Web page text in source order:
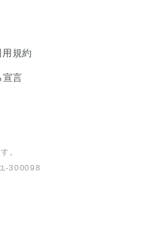
岐阜県 高山市
滋賀県 日野町
用規約
宣言
。
-300098